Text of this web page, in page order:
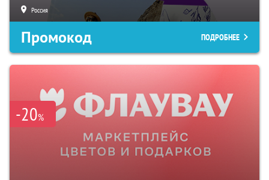
Россия
Промокод ПОДРОБНЕЕ
-20%